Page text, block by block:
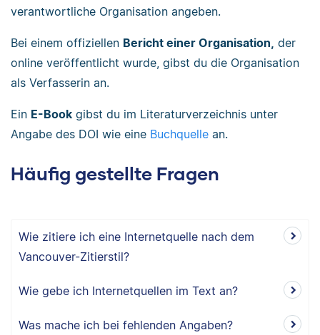
verantwortliche Organisation angeben.
Bei einem offiziellen Bericht einer Organisation, der
online veröffentlicht wurde, gibst du die Organisation
als Verfasserin an.
Ein E-Book gibst du im Literaturverzeichnis unter
Angabe des DOI wie eine Buchquelle an.
Häufig gestellte Fragen
Wie zitiere ich eine Internetquelle nach dem
Vancouver-Zitierstil?
Wie gebe ich Internetquellen im Text an?
Was mache ich bei fehlenden Angaben?